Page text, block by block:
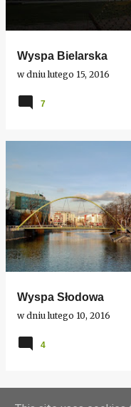
Wyspa Bielarska
w dniulutego 15, 2016
7
Wyspa Słodowa
w dniulutego 10, 2016
4